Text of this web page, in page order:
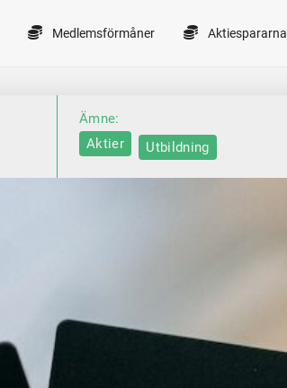
Medlemsförmåner Aktiespararna
Ämne:
Aktier
Utbildning